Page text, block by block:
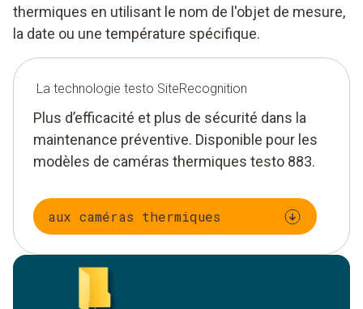
thermiques en utilisant le nom de l'objet de mesure,
la date ou une température spécifique.
La technologie testo SiteRecognition
Plus d’efficacité et plus de sécurité dans la
maintenance préventive. Disponible pour les
modèles de caméras thermiques testo 883.
aux caméras thermiques